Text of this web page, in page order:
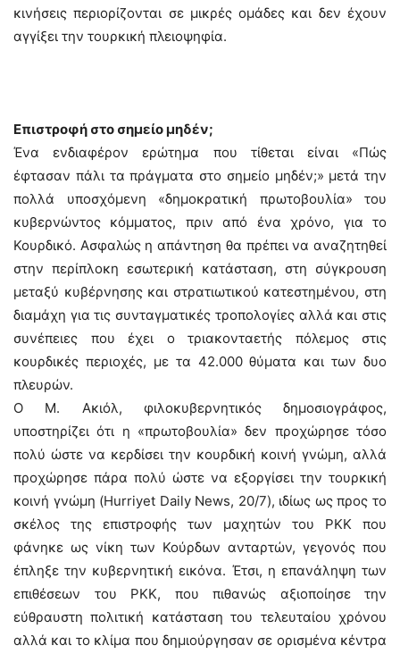
κινήσεις περιορίζονται σε μικρές ομάδες και δεν έχουν
αγγίξει την τουρκική πλειοψηφία.
Επιστροφή στο σημείο μηδέν;
Ένα ενδιαφέρον ερώτημα που τίθεται είναι «Πώς
έφτασαν πάλι τα πράγματα στο σημείο μηδέν;» μετά την
πολλά υποσχόμενη «δημοκρατική πρωτοβουλία» του
κυβερνώντος κόμματος, πριν από ένα χρόνο, για το
Κουρδικό. Ασφαλώς η απάντηση θα πρέπει να αναζητηθεί
στην περίπλοκη εσωτερική κατάσταση, στη σύγκρουση
μεταξύ κυβέρνησης και στρατιωτικού κατεστημένου, στη
διαμάχη για τις συνταγματικές τροπολογίες αλλά και στις
συνέπειες που έχει ο τριακονταετής πόλεμος στις
κουρδικές περιοχές, με τα 42.000 θύματα και των δυο
πλευρών.
Ο Μ. Ακιόλ, φιλοκυβερνητικός δημοσιογράφος,
υποστηρίζει ότι η «πρωτοβουλία» δεν προχώρησε τόσο
πολύ ώστε να κερδίσει την κουρδική κοινή γνώμη, αλλά
προχώρησε πάρα πολύ ώστε να εξοργίσει την τουρκική
κοινή γνώμη (Hurriyet Daily News, 20/7), ιδίως ως προς το
σκέλος της επιστροφής των μαχητών του ΡΚΚ που
φάνηκε ως νίκη των Κούρδων ανταρτών, γεγονός που
έπληξε την κυβερνητική εικόνα. Έτσι, η επανάληψη των
επιθέσεων του ΡΚΚ, που πιθανώς αξιοποίησε την
εύθραυστη πολιτική κατάσταση του τελευταίου χρόνου
αλλά και το κλίμα που δημιούργησαν σε ορισμένα κέντρα